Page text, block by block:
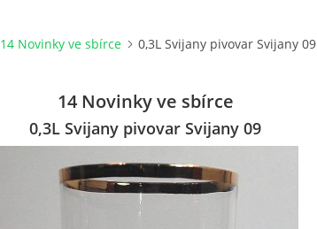
14 Novinky ve sbírce 0,3L Svijany pivovar Svijany 09
14 Novinky ve sbírce
0,3L Svijany pivovar Svijany 09